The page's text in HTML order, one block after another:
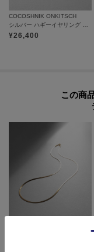
プは1つになり、商品が全
各お届け時期毎に、商品
COCOSHNIK ONKITSCH
シルバー ハギーイヤリング マーキス GP
¥26,400
この商